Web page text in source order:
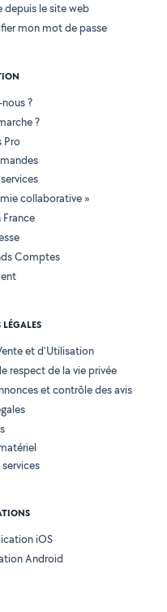
depuis le site web
mon mot de passe
?
?
Pro
collaborative »
France
Comptes
et d'Utilisation
respect de la vie privée
et contrôle des avis
iOS
Android